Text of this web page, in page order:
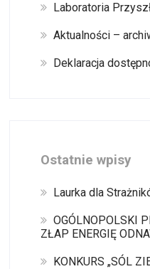
Laboratoria
Aktualności –
Deklaracja
Ostatnie wpisy
Laurka dla
OGÓLNOPOLSKI
ZŁAP ENERGIĘ
KONKURS „SÓL